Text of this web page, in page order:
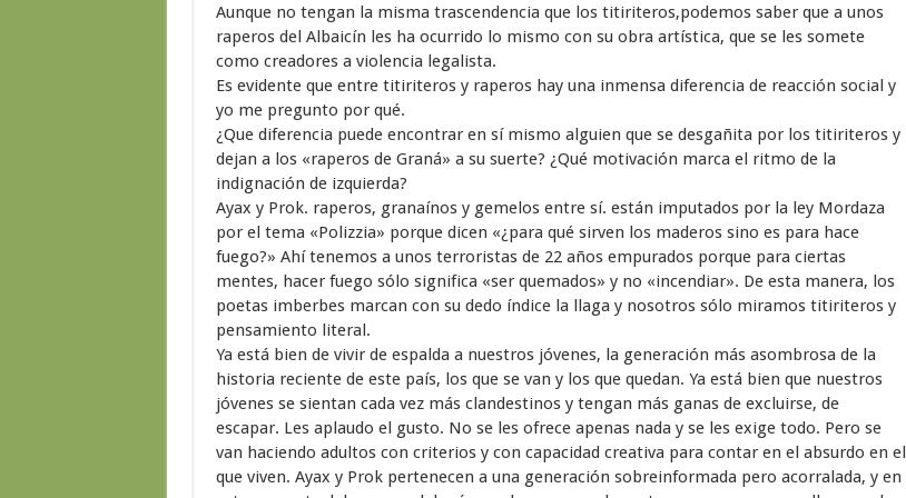
Aunque no tengan la misma trascendencia que los titiriteros,podemos saber que a unos
raperos del Albaicín les ha ocurrido lo mismo con su obra artística, que se les somete
como creadores a violencia legalista.
Es evidente que entre titiriteros y raperos hay una inmensa diferencia de reacción social y
yo me pregunto por qué.
¿Que diferencia puede encontrar en sí mismo alguien que se desgañita por los titiriteros y
dejan a los «raperos de Graná» a su suerte? ¿Qué motivación marca el ritmo de la
indignación de izquierda?
Ayax y Prok. raperos, granaínos y gemelos entre sí. están imputados por la ley Mordaza
por el tema «Polizzia» porque dicen «¿para qué sirven los maderos sino es para hace
fuego?» Ahí tenemos a unos terroristas de 22 años empurados porque para ciertas
mentes, hacer fuego sólo significa «ser quemados» y no «incendiar». De esta manera, los
poetas imberbes marcan con su dedo índice la llaga y nosotros sólo miramos titiriteros y
pensamiento literal.
Ya está bien de vivir de espalda a nuestros jóvenes, la generación más asombrosa de la
historia reciente de este país, los que se van y los que quedan. Ya está bien que nuestros
jóvenes se sientan cada vez más clandestinos y tengan más ganas de excluirse, de
escapar. Les aplaudo el gusto. No se les ofrece apenas nada y se les exige todo. Pero se
van haciendo adultos con criterios y con capacidad creativa para contar en el absurdo en el
que viven. Ayax y Prok pertenecen a una generación sobreinformada pero acorralada, y en